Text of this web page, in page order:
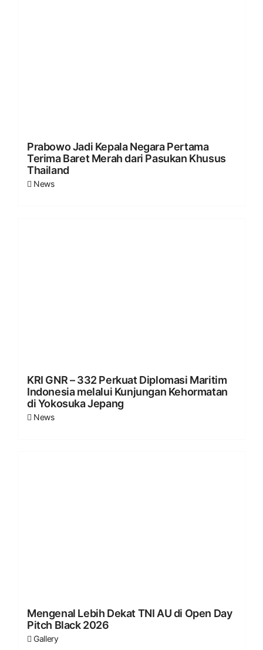
Prabowo Jadi Kepala Negara Pertama
Terima Baret Merah dari Pasukan Khusus
Thailand
News
KRI GNR – 332 Perkuat Diplomasi Maritim
Indonesia melalui Kunjungan Kehormatan
di Yokosuka Jepang
News
Mengenal Lebih Dekat TNI AU di Open Day
Pitch Black 2026
Gallery